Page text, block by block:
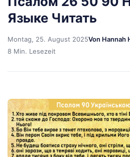
Языке Читать
Montag, 25. August 2025Von Hannah
8 Min. Lesezeit